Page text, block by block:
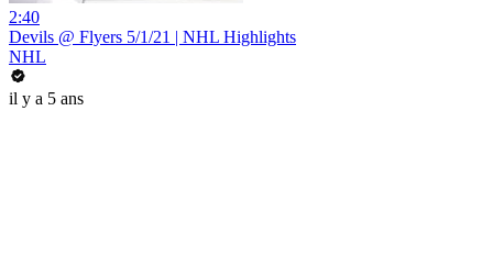
2:40
Devils @ Flyers 5/1/21 | NHL Highlights
NHL
il y a 5 ans